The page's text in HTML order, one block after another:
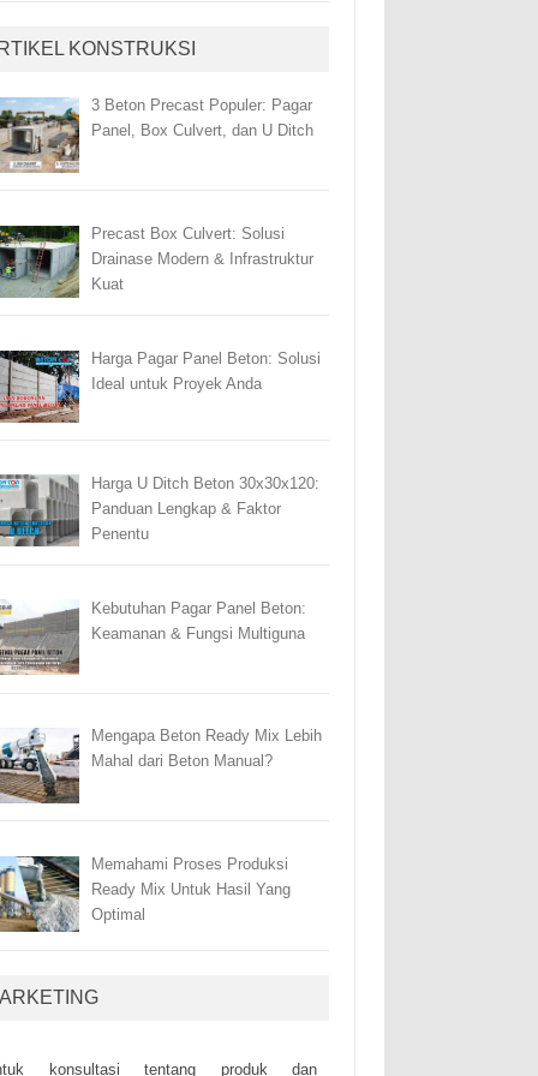
KONSTRUKSI
3 Beton Precast Populer: Pagar
Panel, Box Culvert, dan U Ditch
Precast Box Culvert: Solusi
Drainase Modern & Infrastruktur
Kuat
Harga Pagar Panel Beton: Solusi
Ideal untuk Proyek Anda
Harga U Ditch Beton 30x30x120:
Panduan Lengkap & Faktor
Penentu
Kebutuhan Pagar Panel Beton:
Keamanan & Fungsi Multiguna
Mengapa Beton Ready Mix Lebih
Mahal dari Beton Manual?
Memahami Proses Produksi
Ready Mix Untuk Hasil Yang
Optimal
kоnsultаsі tеntаng рrоduk dаn